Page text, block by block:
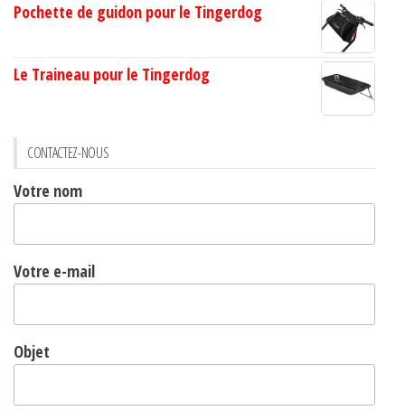
Pochette de guidon pour le Tingerdog
Le Traineau pour le Tingerdog
CONTACTEZ-NOUS
Votre nom
Votre e-mail
Objet